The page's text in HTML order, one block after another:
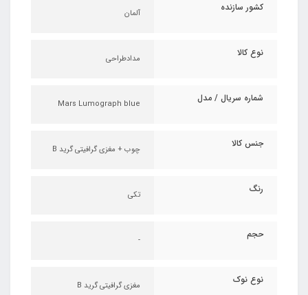
کشور سازنده آلمان
نوع کالا مدادطراحی
شماره سریال / مدل Mars Lumograph blue
جنس کالا چوب + مغزی گرافیتی گرید B
رنگ تکی
حجم -
نوع نوک مغزی گرافیتی گرید B